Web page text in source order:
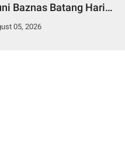
Baznas Batang Hari
Warga Desa
05, 2026